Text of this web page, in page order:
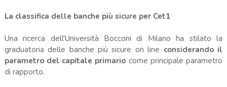
La classifica delle banche più sicure per Cet1
Una ricerca dell'Università Bocconi di Milano ha stilato la
graduatoria delle banche più sicure on line considerando il
parametro del capitale primario come principale parametro
di rapporto.